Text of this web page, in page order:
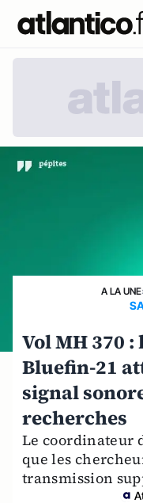
A LA UNE
Vol MH 370
Bluefin-21
signal
recherches
Le coordinateur
que les
transmission